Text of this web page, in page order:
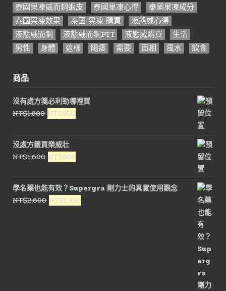
泰國果凍威而鋼蝦皮
泰國果凍心得
泰國果凍成分
泰國果凍效果
泰國 果凍 購買
液態威心得
液態威而鋼
液態威而鋼PTT 液態威購買
生活
男性
身體 這樣 陽痿 需要 面相 風水 飲食
商品
沒有處方箋必利勁哪裡買
NT$1,800 原
價
格：
NT$1,800。
NT$900
價
格：
NT$900。
沒處方籤買樂威壯
NT$1,600 原
價
格：
NT$1,600。
NT$800
價
格：
NT$800。
學名藥也能有效？Supergra 剛力士的真實使用觀念
NT$2,600 原
NT$1,300